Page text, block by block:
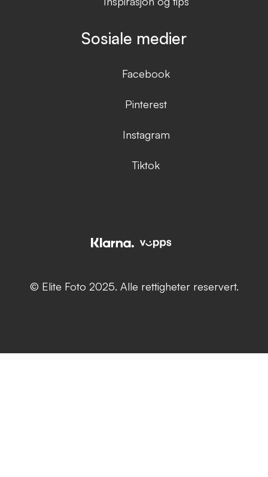
Sosiale medier
Facebook
Pinterest
Instagram
Tiktok
© Elite Foto 2025. Alle rettigheter reservert.